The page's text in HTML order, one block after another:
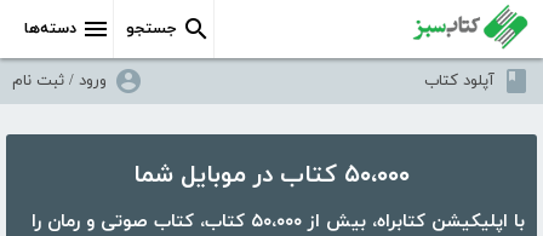
دسته‌ها جستجو
آپلود کتاب ورود / ثبت نام
۵۰،۰۰۰ کتاب در موبایل شما
با اپلیکیشن کتابراه، بیش از ۵۰،۰۰۰ کتاب، کتاب صوتی و رمان را